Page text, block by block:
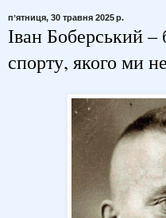
пʼятниця, 30 травня 2025 р.
Іван Боберський –
спорту, якого ми